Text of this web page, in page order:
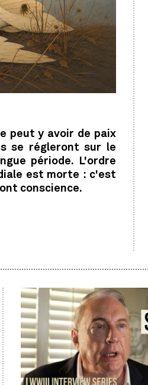
peut y avoir de paix
se régleront sur le
période. L'ordre
est morte : c'est
conscience.